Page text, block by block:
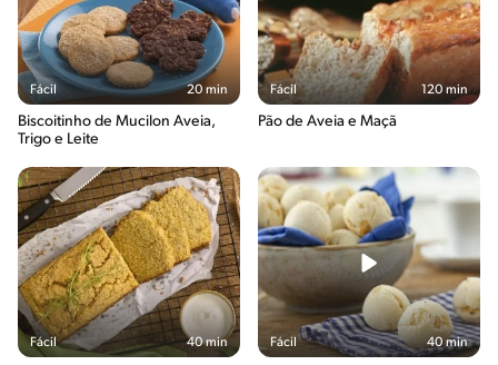
Fácil 20 min
Biscoitinho de Mucilon Aveia,
Trigo e Leite
Fácil 120 min
Pão de Aveia e Maçã
Fácil 40 min Fácil 40 min